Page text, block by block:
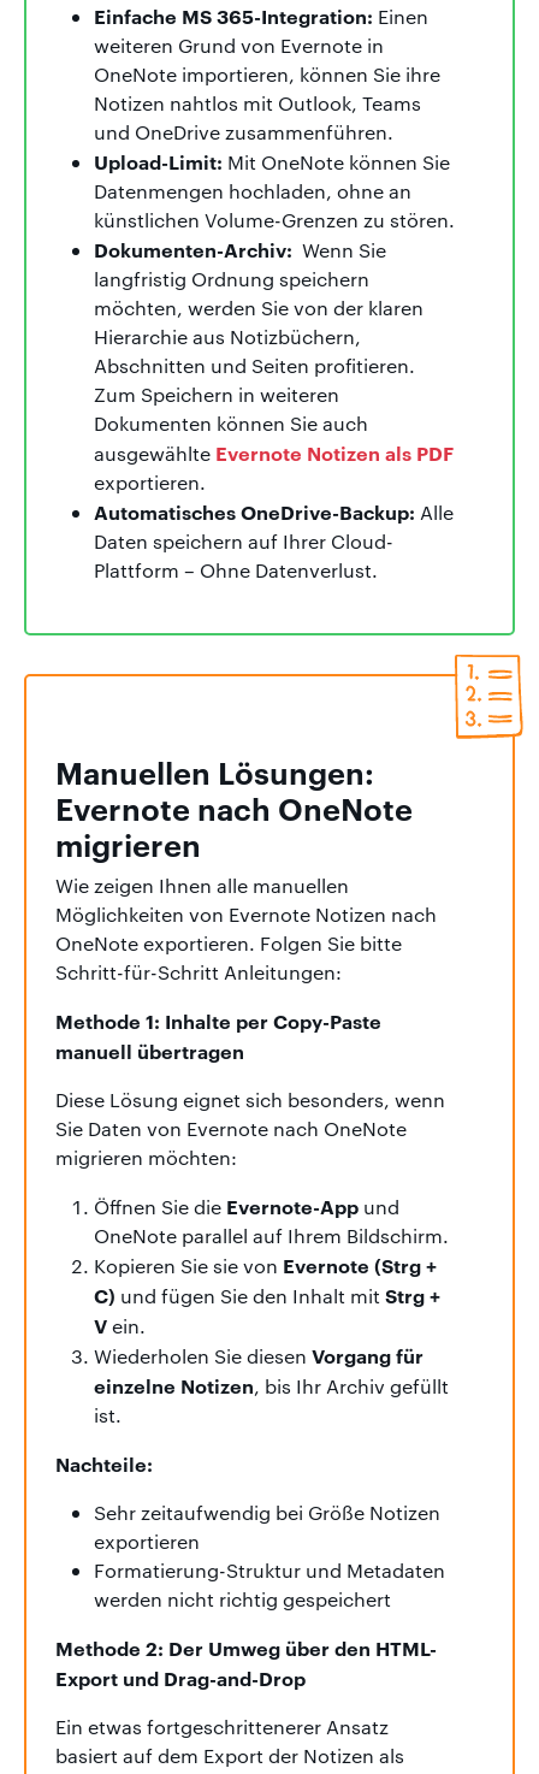
Einfache MS 365-Integration: Einen
weiteren Grund von Evernote in
OneNote importieren, können Sie ihre
Notizen nahtlos mit Outlook, Teams
und OneDrive zusammenführen.
Upload-Limit: Mit OneNote können Sie
Datenmengen hochladen, ohne an
künstlichen Volume-Grenzen zu stören.
Dokumenten-Archiv: Wenn Sie
langfristig Ordnung speichern
möchten, werden Sie von der klaren
Hierarchie aus Notizbüchern,
Abschnitten und Seiten profitieren.
Zum Speichern in weiteren
Dokumenten können Sie auch
ausgewählte Evernote Notizen als PDF
exportieren.
Automatisches OneDrive-Backup: Alle
Daten speichern auf Ihrer Cloud-
Plattform – Ohne Datenverlust.
Manuellen Lösungen:
Evernote nach OneNote
migrieren
Wie zeigen Ihnen alle manuellen
Möglichkeiten von Evernote Notizen nach
OneNote exportieren. Folgen Sie bitte
Schritt-für-Schritt Anleitungen:
Methode 1: Inhalte per Copy-Paste
manuell übertragen
Diese Lösung eignet sich besonders, wenn
Sie Daten von Evernote nach OneNote
migrieren möchten:
Öffnen Sie die Evernote-App und
OneNote parallel auf Ihrem Bildschirm.
Kopieren Sie sie von Evernote (Strg +
C) und fügen Sie den Inhalt mit Strg +
Vein.
Wiederholen Sie diesen Vorgang für
einzelne Notizen, bis Ihr Archiv gefüllt
ist.
Nachteile:
Sehr zeitaufwendig bei Größe Notizen
exportieren
Formatierung-Struktur und Metadaten
werden nicht richtig gespeichert
Methode 2: Der Umweg über den HTML-
Export und Drag-and-Drop
Ein etwas fortgeschrittenerer Ansatz
basiert auf dem Export der Notizen als